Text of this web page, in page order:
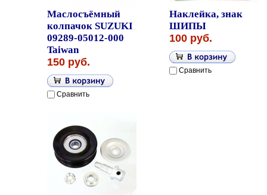
Маслосъёмный
колпачок SUZUKI
09289-05012-000
Taiwan
150 руб.
Сравнить
Наклейка, знак
ШИПЫ
100 руб.
Сравнить